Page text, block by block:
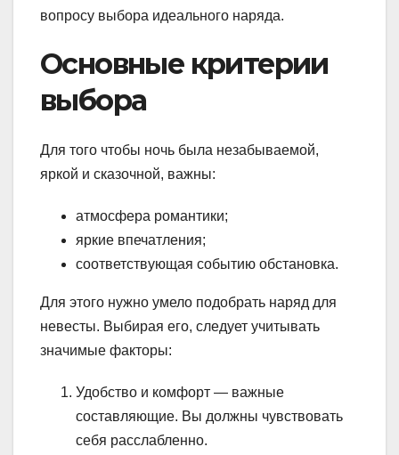
вопросу выбора идеального наряда.
Основные критерии
выбора
Для того чтобы ночь была незабываемой,
яркой и сказочной, важны:
атмосфера романтики;
яркие впечатления;
соответствующая событию обстановка.
Для этого нужно умело подобрать наряд для
невесты. Выбирая его, следует учитывать
значимые факторы:
Удобство и комфорт — важные
составляющие. Вы должны чувствовать
себя расслабленно.